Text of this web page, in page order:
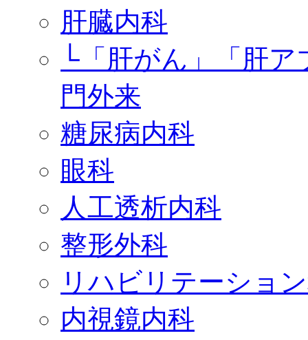
肝臓内科
└「肝がん」「肝
門外来
糖尿病内科
眼科
人工透析内科
整形外科
リハビリテーショ
内視鏡内科